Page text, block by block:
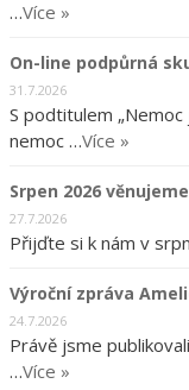
…Více »
On-line podpůrná
31.7.2026
S podtitulem
nemoc …Více »
Srpen 2026
27.7.2026
Přijďte si k nám v
Výroční zpráva
24.7.2026
Právě jsme
…Více »